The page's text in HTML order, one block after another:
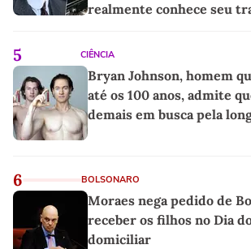
realmente conhece seu
5 CIÊNCIA
Bryan Johnson, homem
até os 100 anos, admite
demais em busca pela
6 BOLSONARO
Moraes nega pedido de
receber os filhos no Dia
domiciliar